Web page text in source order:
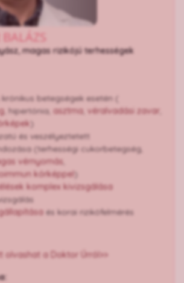
magas rizikójú terhességek
betegségek esetén (
, hipertónia, asztma véralvadási zavar
és veszélyeztetett
(terhességi cukorbetegség,
vérnyomás
kórképpel
komplex kivizsgálása
és korai rizikófelmérés
olvashat a Doktor Úrról>>